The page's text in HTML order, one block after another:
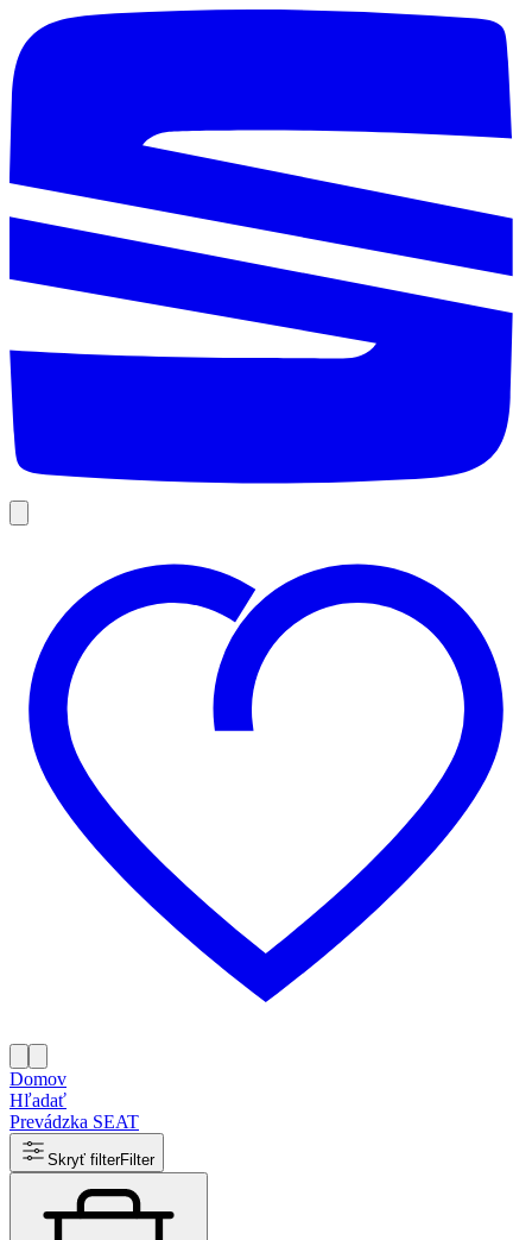
Domov
Hľadať
Prevádzka SEAT
Skryť filterFilter